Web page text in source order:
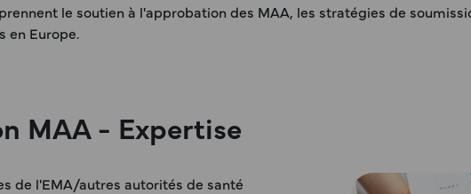
le soutien à l'approbation des MAA, les stratégies de
en Europe.
MAA - Expertise
de l'EMA/autres autorités de santé